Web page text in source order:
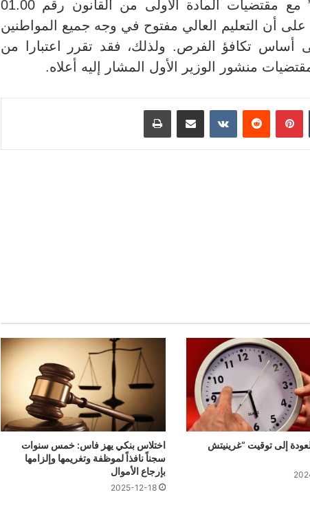
رئيس الإدارة التي يعمل بها، “يتعارض” مع مقتضيات المادة الأولى من القانون رقم 01.00
على أن التعليم العالي مفتوح في وجه جميع المواطنين
أساس تكافؤ الفرص. ولذلك، فقد تقرر اعتبارا من
منشور الوزير الأول المشار إليه أعلاه.
بينتيريست مشاركة عبر البريد طباعة
إلى توقيت “غرينيتش
اختلاس بنكي يهز فاس: خمس سنوات
سجناً نافذاً لموظفة وتغريمها وإلزامها
بإرجاع الأموال
2025-12-18